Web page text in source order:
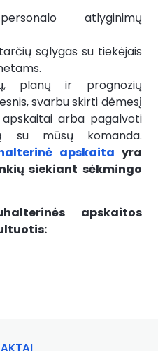
atlyginimų
sąlygas su tiekėjais
planų ir prognozių
svarbu skirti dėmesį
arba pagalvoti
su mūsų komanda.
apskaita yra
siekiant sėkmingo
apskaitos